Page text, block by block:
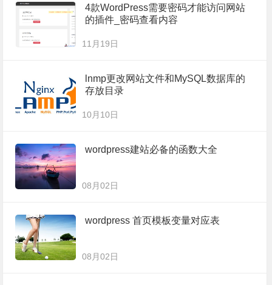
4款WordPress需要密码才能访问网站
的插件_密码查看内容
11月19日
lnmp更改网站文件和MySQL数据库的
存放目录
10月10日
wordpress建站必备的函数大全
08月02日
wordpress 首页模板变量对应表
08月02日